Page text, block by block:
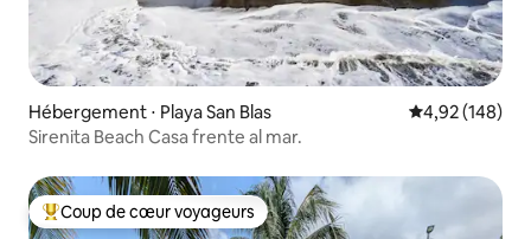
Hébergement ⋅ Playa San Blas Évaluation
4,92 (148)
Sirenita Beach Casa frente al mar.
Coups de cœur voyageurs les plus appréciés
Coup de cœur voyageurs